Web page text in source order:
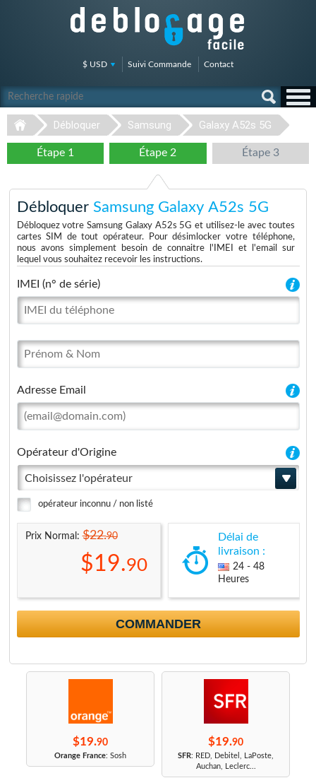
$ USD Suivi Commande Contact
Débloquer Samsung Galaxy A52s 5G
Étape 1 Étape 2 Étape 3
Débloquer Samsung Galaxy A52s 5G
Débloquez votre Samsung Galaxy A52s 5G et utilisez-le avec toutes
cartes SIM de tout opérateur. Pour désimlocker votre téléphone,
nous avons simplement besoin de connaitre l'IMEI et l'email sur
lequel vous souhaitez recevoir les instructions.
IMEI (n° de série)
Adresse Email
Opérateur d'Origine
Choisissez l'opérateur
opérateur inconnu / non listé
Prix Normal:$22.90
$19.90
Délai de
livraison :
24 - 48
Heures
COMMANDER
$19.90
Orange France: Sosh
$19.90
SFR: RED, Debitel, LaPoste,
Auchan, Leclerc...